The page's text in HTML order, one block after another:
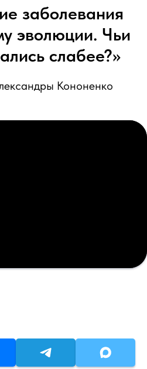
заболевания
эволюции. Чьи
слабее?»
Кононенко